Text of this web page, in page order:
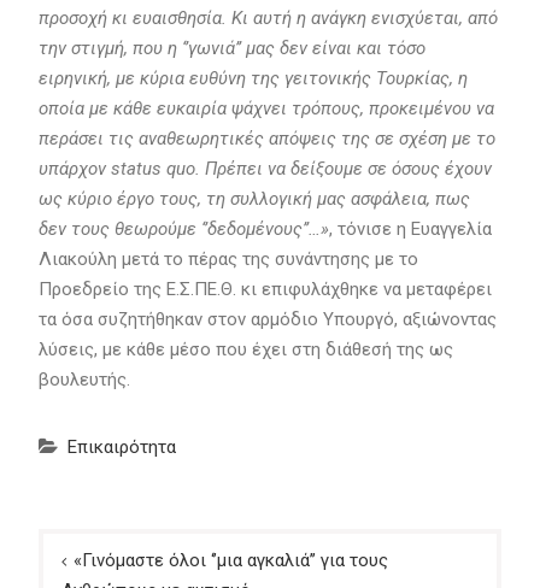
προσοχή κι ευαισθησία. Κι αυτή η ανάγκη ενισχύεται, από
την στιγμή, που η ‘’γωνιά’’ μας δεν είναι και τόσο
ειρηνική, με κύρια ευθύνη της γειτονικής Τουρκίας, η
οποία με κάθε ευκαιρία ψάχνει τρόπους, προκειμένου να
περάσει τις αναθεωρητικές απόψεις της σε σχέση με το
υπάρχον status quo. Πρέπει να δείξουμε σε όσους έχουν
ως κύριο έργο τους, τη συλλογική μας ασφάλεια, πως
δεν τους θεωρούμε ‘’δεδομένους’’…», τόνισε η Ευαγγελία
Λιακούλη μετά το πέρας της συνάντησης με το
Προεδρείο της Ε.Σ.ΠΕ.Θ. κι επιφυλάχθηκε να μεταφέρει
τα όσα συζητήθηκαν στον αρμόδιο Υπουργό, αξιώνοντας
λύσεις, με κάθε μέσο που έχει στη διάθεσή της ως
βουλευτής.
Επικαιρότητα
Πλοήγηση
άρθρων
«Γινόμαστε όλοι ‘’μια αγκαλιά’’ για τους